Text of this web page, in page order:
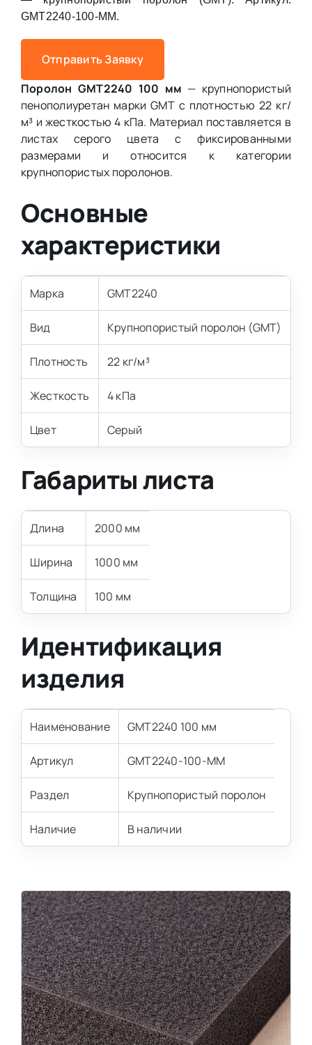
GMT2240-100-MM.
Отправить Заявку
Поролон GMT2240 100 мм — крупнопористый
пенополиуретан марки GMT с плотностью 22 кг/
м³ и жесткостью 4 кПа. Материал поставляется в
листах серого цвета с фиксированными
размерами и относится к категории
крупнопористых поролонов.
Основные
характеристики
Марка GMT2240
Вид Крупнопористый поролон (GMT)
Плотность 22 кг/м³
Жесткость 4 кПа
Цвет Серый
Габариты листа
Длина 2000 мм
Ширина 1000 мм
Толщина 100 мм
Идентификация
изделия
Наименование GMT2240 100 мм
Артикул GMT2240-100-MM
Раздел Крупнопористый поролон
Наличие В наличии